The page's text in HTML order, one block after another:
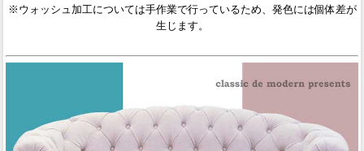
※ウォッシュ加工については手作業で行っているため、発色には個体差が
生じます。